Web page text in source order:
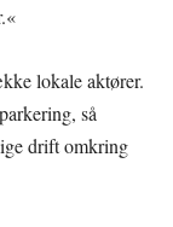
lokale aktører.
så
drift omkring